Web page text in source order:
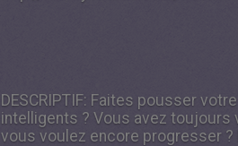
DESCRIPTIF: Faites pousser
intelligents ? Vous avez toujours
vous voulez encore progresser ?